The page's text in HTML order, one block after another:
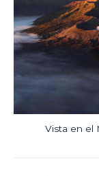
Vista en el